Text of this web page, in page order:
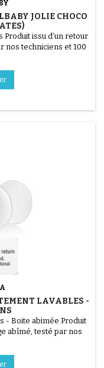
JOLIE CHOCO
Produit issu d’un retour
nos techniciens et 100
à votre bébé pendant
facilement lavable. Ses
LAVABLES -
- Boite abimée Produit
abîmé, testé par nos
d'Allaitement
dans un matériau